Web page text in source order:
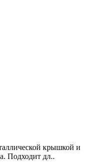
крышкой и
Подходит дл..